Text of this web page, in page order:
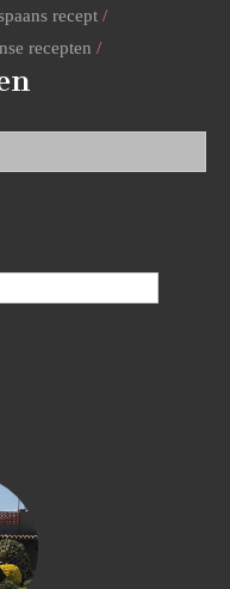
recept
recepten